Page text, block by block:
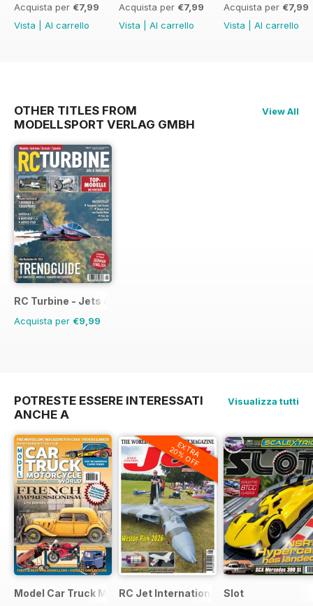
Acquista per €7,99
Vista
Al carrello
Acquista per €7,99
Vista
Al carrello
Acquista per €7,99
Vista
Al carrello
OTHER TITLES FROM
MODELLSPORT VERLAG GMBH
View All
RC Turbine - Jets & Helicopter
Acquista per €9,99
POTRESTE ESSERE INTERESSATI
ANCHE A
Visualizza tutti
Model Car Truck Motorcycles World
EXTRA
20% OFF
RC Jet International Slot